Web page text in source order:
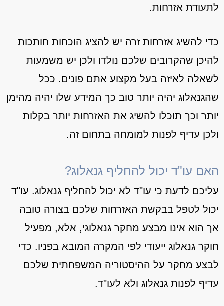
לתעודת אזרחות.
כדי להשיג אזרחות זרה יש להציג הוכחות חותכות
להיכן שהקרובים שלכם נולדו ולכן יש משמעות
לשאלה לאיזה בעל מקצוע אתם פונים. ככל
שהגנאלוג יהיה יותר טוב כך המידע שלו יהיה מהימן
יותר וכך תוכלו להשיג את האזרחות יותר בקלות
ולכן עדיף לפנות למומחה בתחום זה.
האם עו"ד יכול להחליף גנאלוג?
עליכם לדעת כי עו"ד לא יכול להחליף גנאלוג. עו"ד
יכול לטפל בבקשת האזרחות שלכם בצורה טובה
אך הוא אינו מבצע מחקר גנאלוגי, אלא, מפעיל
חוקר גנאלוג ייעודי לפי המקרה המובא בפניו. כדי
לבצע מחקר על ההיסטוריה המשפחתית שלכם
עדיף לפנות גנאלוג ולא לעו"ד.